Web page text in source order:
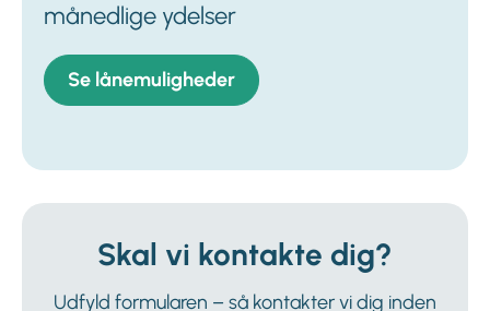
månedlige ydelser
Se lånemuligheder
Skal vi kontakte dig?
Udfyld formularen – så kontakter vi dig inden